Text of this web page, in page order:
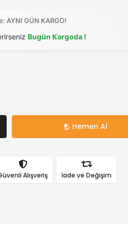
AYNI GÜN KARGO!
Bugün Kargoda !
Hemen Al
Alışveriş İade ve Değişim